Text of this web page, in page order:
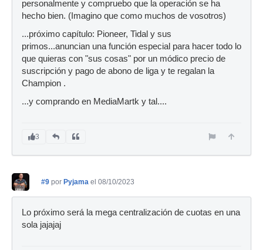
personalmente y compruebo que la operación se ha
hecho bien. (Imagino que como muchos de vosotros)
...próximo capítulo: Pioneer, Tidal y sus
primos...anuncian una función especial para hacer todo lo
que quieras con "sus cosas" por un módico precio de
suscripción y pago de abono de liga y te regalan la
Champion .
...y comprando en MediaMartk y tal....
3
#9 por Pyjama el 08/10/2023
Lo próximo será la mega centralización de cuotas en una
sola jajajaj